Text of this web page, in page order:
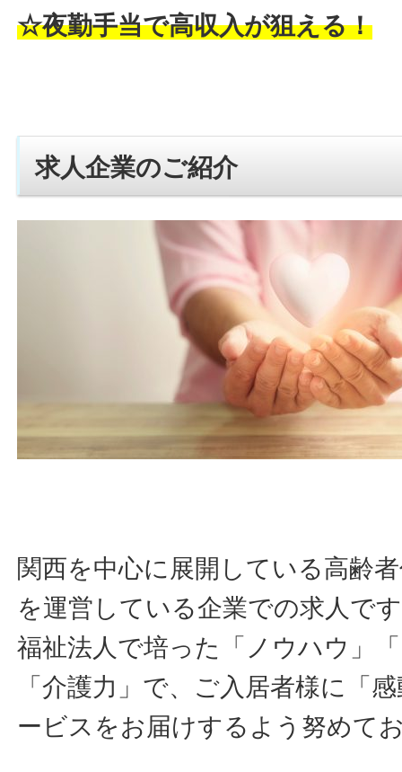
☆夜勤手当で高収入が狙える！
求人企業のご紹介
関西を中心に展開している高齢
を運営している企業での求人で
福祉法人で培った「ノウハウ」
「介護力」で、ご入居者様に「
ービスをお届けするよう努めて